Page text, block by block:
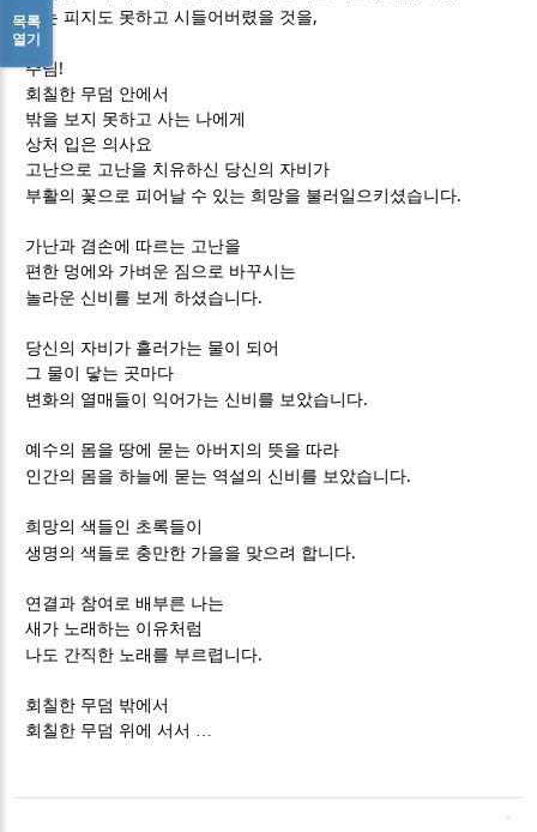
나는 피지도 못하고 시들어버렸을 것을,
주님 !
회칠한 무덤 안에서
밖을 보지 못하고 사는 나에게
상처 입은 의사요
고난으로 고난을 치유하신 당신의 자비가
부활의 꽃으로 피어날 수 있는 희망을 불러일으키셨습니다.
가난과 겸손에 따르는 고난을
편한 멍에와 가벼운 짐으로 바꾸시는
놀라운 신비를 보게 하셨습니다.
당신의 자비가 흘러가는 물이 되어
그 물이 닿는 곳마다
변화의 열매들이 익어가는 신비를 보았습니다.
예수의 몸을 땅에 묻는 아버지의 뜻을 따라
인간의 몸을 하늘에 묻는 역설의 신비를 보았습니다.
희망의 색들인 초록들이
생명의 색들로 충만한 가을을 맞으려 합니다.
연결과 참여로 배부른 나는
새가 노래하는 이유처럼
나도 간직한 노래를 부르렵니다.
회칠한 무덤 밖에서
회칠한 무덤 위에 서서
목록
열기